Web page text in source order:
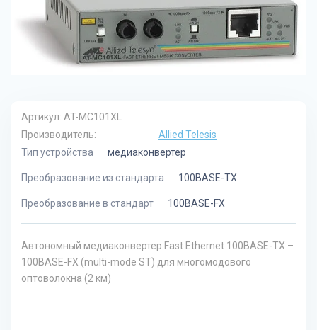
Артикул: AT-MC101XL
Производитель:
Allied Telesis
Тип устройства
медиаконвертер
Преобразование из стандарта 100BASE-TX
Преобразование в стандарт 100BASE-FX
Автономный медиаконвертер Fast Ethernet 100BASE-TX –
100BASE-FX (multi-mode ST) для многомодового
оптоволокна (2 км)